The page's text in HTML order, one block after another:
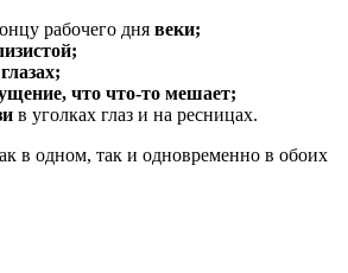
рабочего дня веки;
что что-то мешает;
в уголках глаз и на ресницах.
в одном, так и одновременно в обоих